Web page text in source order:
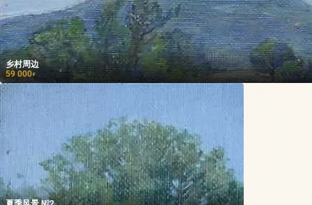
乡村周边
59 000₽